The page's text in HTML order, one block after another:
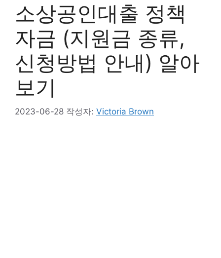
소상공인대출 정책
자금 (지원금 종류,
신청방법 안내) 알아
보기
2023-06-28 작성자: Victoria Brown